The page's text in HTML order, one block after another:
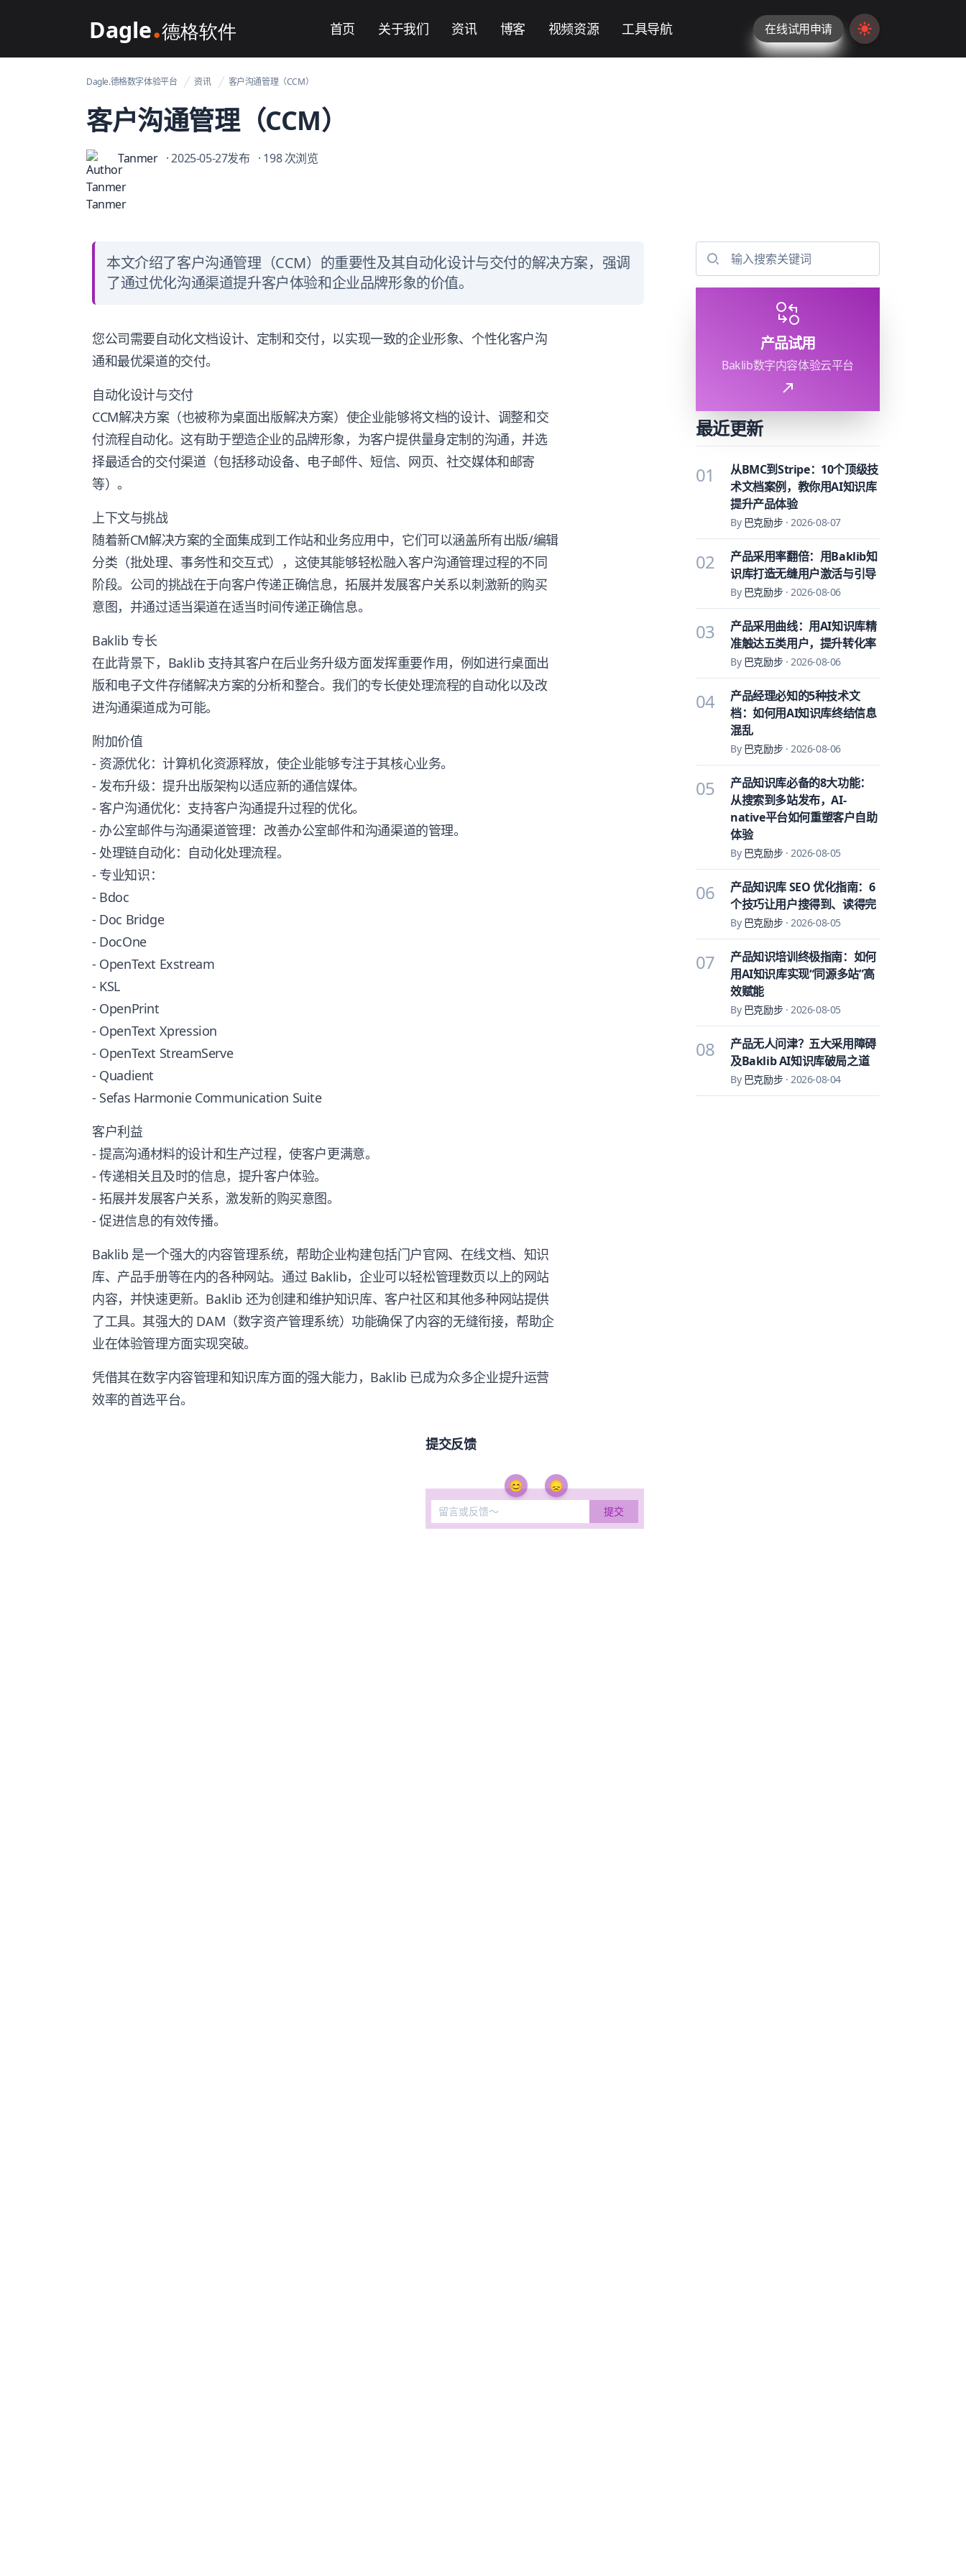
Dagle@数字体验管理 首页 关于我们 资讯 博客 视频资源 工具导航 在线试用申请 Switch to light /
Dagle.德格数字体验平台 资讯 客户沟通管理（CCM）
客户沟通管理（CCM）
Tanmer · 2025-05-27发布 · 198 次浏览
本文介绍了客户沟通管理（CCM）的重要性及其自动化设计与交付的解决方案，强调
了通过优化沟通渠道提升客户体验和企业品牌形象的价值。
您公司需要自动化文档设计、定制和交付，以实现一致的企业形象、个性化客户沟
通和最优渠道的交付。
自动化设计与交付
CCM解决方案（也被称为桌面出版解决方案）使企业能够将文档的设计、调整和交
付流程自动化。这有助于塑造企业的品牌形象，为客户提供量身定制的沟通，并选
择最适合的交付渠道（包括移动设备、电子邮件、短信、网页、社交媒体和邮寄
等）。
上下文与挑战
随着新CM解决方案的全面集成到工作站和业务应用中，它们可以涵盖所有出版/编辑
分类（批处理、事务性和交互式），这使其能够轻松融入客户沟通管理过程的不同
阶段。公司的挑战在于向客户传递正确信息，拓展并发展客户关系以刺激新的购买
意图，并通过适当渠道在适当时间传递正确信息。
Baklib 专长
在此背景下，Baklib 支持其客户在后业务升级方面发挥重要作用，例如进行桌面出
版和电子文件存储解决方案的分析和整合。我们的专长使处理流程的自动化以及改
进沟通渠道成为可能。
附加价值
- 资源优化：计算机化资源释放，使企业能够专注于其核心业务。
- 发布升级：提升出版架构以适应新的通信媒体。
- 客户沟通优化：支持客户沟通提升过程的优化。
- 办公室邮件与沟通渠道管理：改善办公室邮件和沟通渠道的管理。
- 处理链自动化：自动化处理流程。
- 专业知识：
- Bdoc
- Doc Bridge
- DocOne
- OpenText Exstream
- KSL
- OpenPrint
- OpenText Xpression
- OpenText StreamServe
- Quadient
- Sefas Harmonie Communication Suite
客户利益
- 提高沟通材料的设计和生产过程，使客户更满意。
- 传递相关且及时的信息，提升客户体验。
- 拓展并发展客户关系，激发新的购买意图。
- 促进信息的有效传播。
Baklib 是一个强大的内容管理系统，帮助企业构建包括门户官网、在线文档、知识
库、产品手册等在内的各种网站。通过 Baklib，企业可以轻松管理数页以上的网站
内容，并快速更新。Baklib 还为创建和维护知识库、客户社区和其他多种网站提供
了工具。其强大的 DAM（数字资产管理系统）功能确保了内容的无缝衔接，帮助企
业在体验管理方面实现突破。
凭借其在数字内容管理和知识库方面的强大能力，Baklib 已成为众多企业提升运营
效率的首选平台。
提交反馈
😊 😞
产品试用
Baklib数字内容体验云平台
最近更新
01
从BMC到Stripe：10个顶级技
术文档案例，教你用AI知识库
提升产品体验
By 巴克励步·2026-08-07
02
产品采用率翻倍：用Baklib知
识库打造无缝用户激活与引导
By 巴克励步·2026-08-06
03
产品采用曲线：用AI知识库精
准触达五类用户，提升转化率
By 巴克励步·2026-08-06
04
产品经理必知的5种技术文
档：如何用AI知识库终结信息
混乱
By 巴克励步·2026-08-06
05
产品知识库必备的8大功能：
从搜索到多站发布，AI-
native平台如何重塑客户自助
体验
By 巴克励步·2026-08-05
06
产品知识库 SEO 优化指南：6
个技巧让用户搜得到、读得完
By 巴克励步·2026-08-05
07
产品知识培训终极指南：如何
用AI知识库实现“同源多站”高
效赋能
By 巴克励步·2026-08-05
08
产品无人问津？五大采用障碍
及Baklib AI知识库破局之道
By 巴克励步·2026-08-04